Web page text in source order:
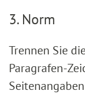
3. Norm
Trennen Sie
Paragrafen-